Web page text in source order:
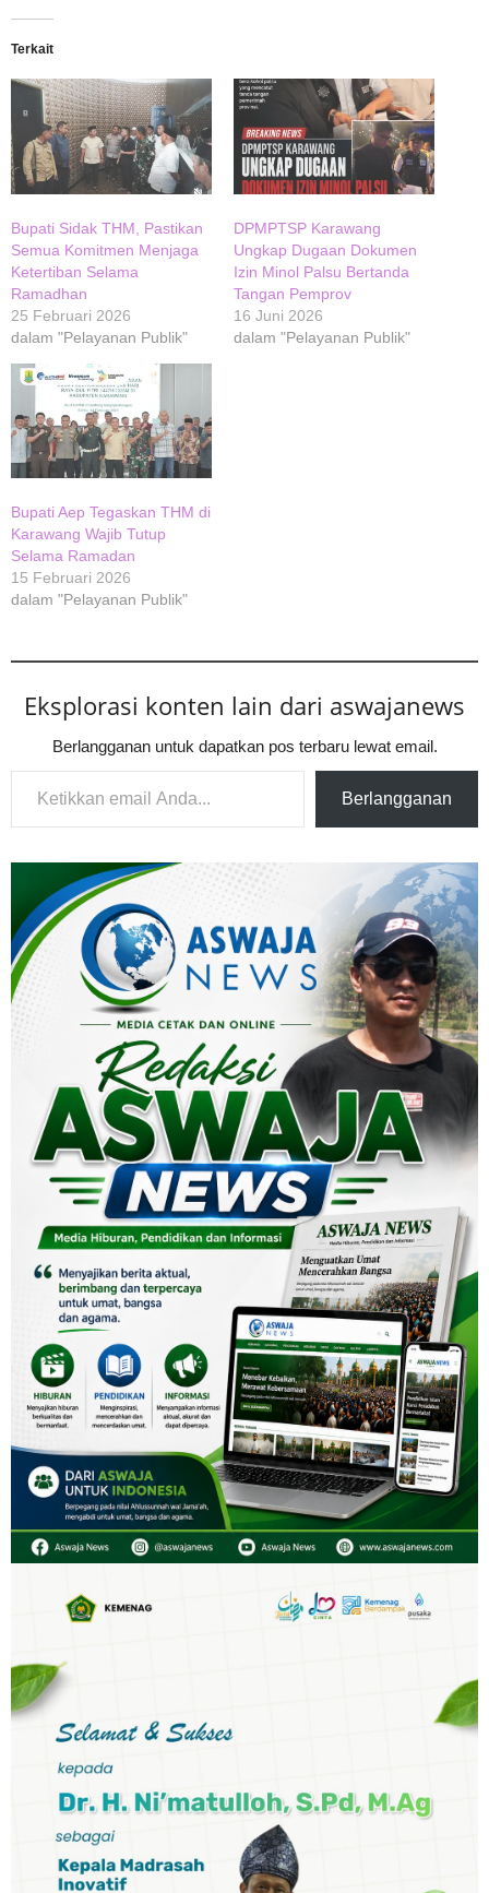
Terkait
Bupati Sidak THM, Pastikan
Semua Komitmen Menjaga
Ketertiban Selama
Ramadhan
25 Februari 2026
dalam "Pelayanan Publik"
DPMPTSP Karawang
Ungkap Dugaan Dokumen
Izin Minol Palsu Bertanda
Tangan Pemprov
16 Juni 2026
dalam "Pelayanan Publik"
Bupati Aep Tegaskan THM di
Karawang Wajib Tutup
Selama Ramadan
15 Februari 2026
dalam "Pelayanan Publik"
Eksplorasi konten lain dari aswajanews
Berlangganan untuk dapatkan pos terbaru lewat email.
Ketikkan email Anda...
Berlangganan